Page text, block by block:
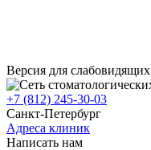
Версия для слабовидящих
+7 (812) 245-30-03
Санкт-Петербург
Адреса клиник
Написать нам